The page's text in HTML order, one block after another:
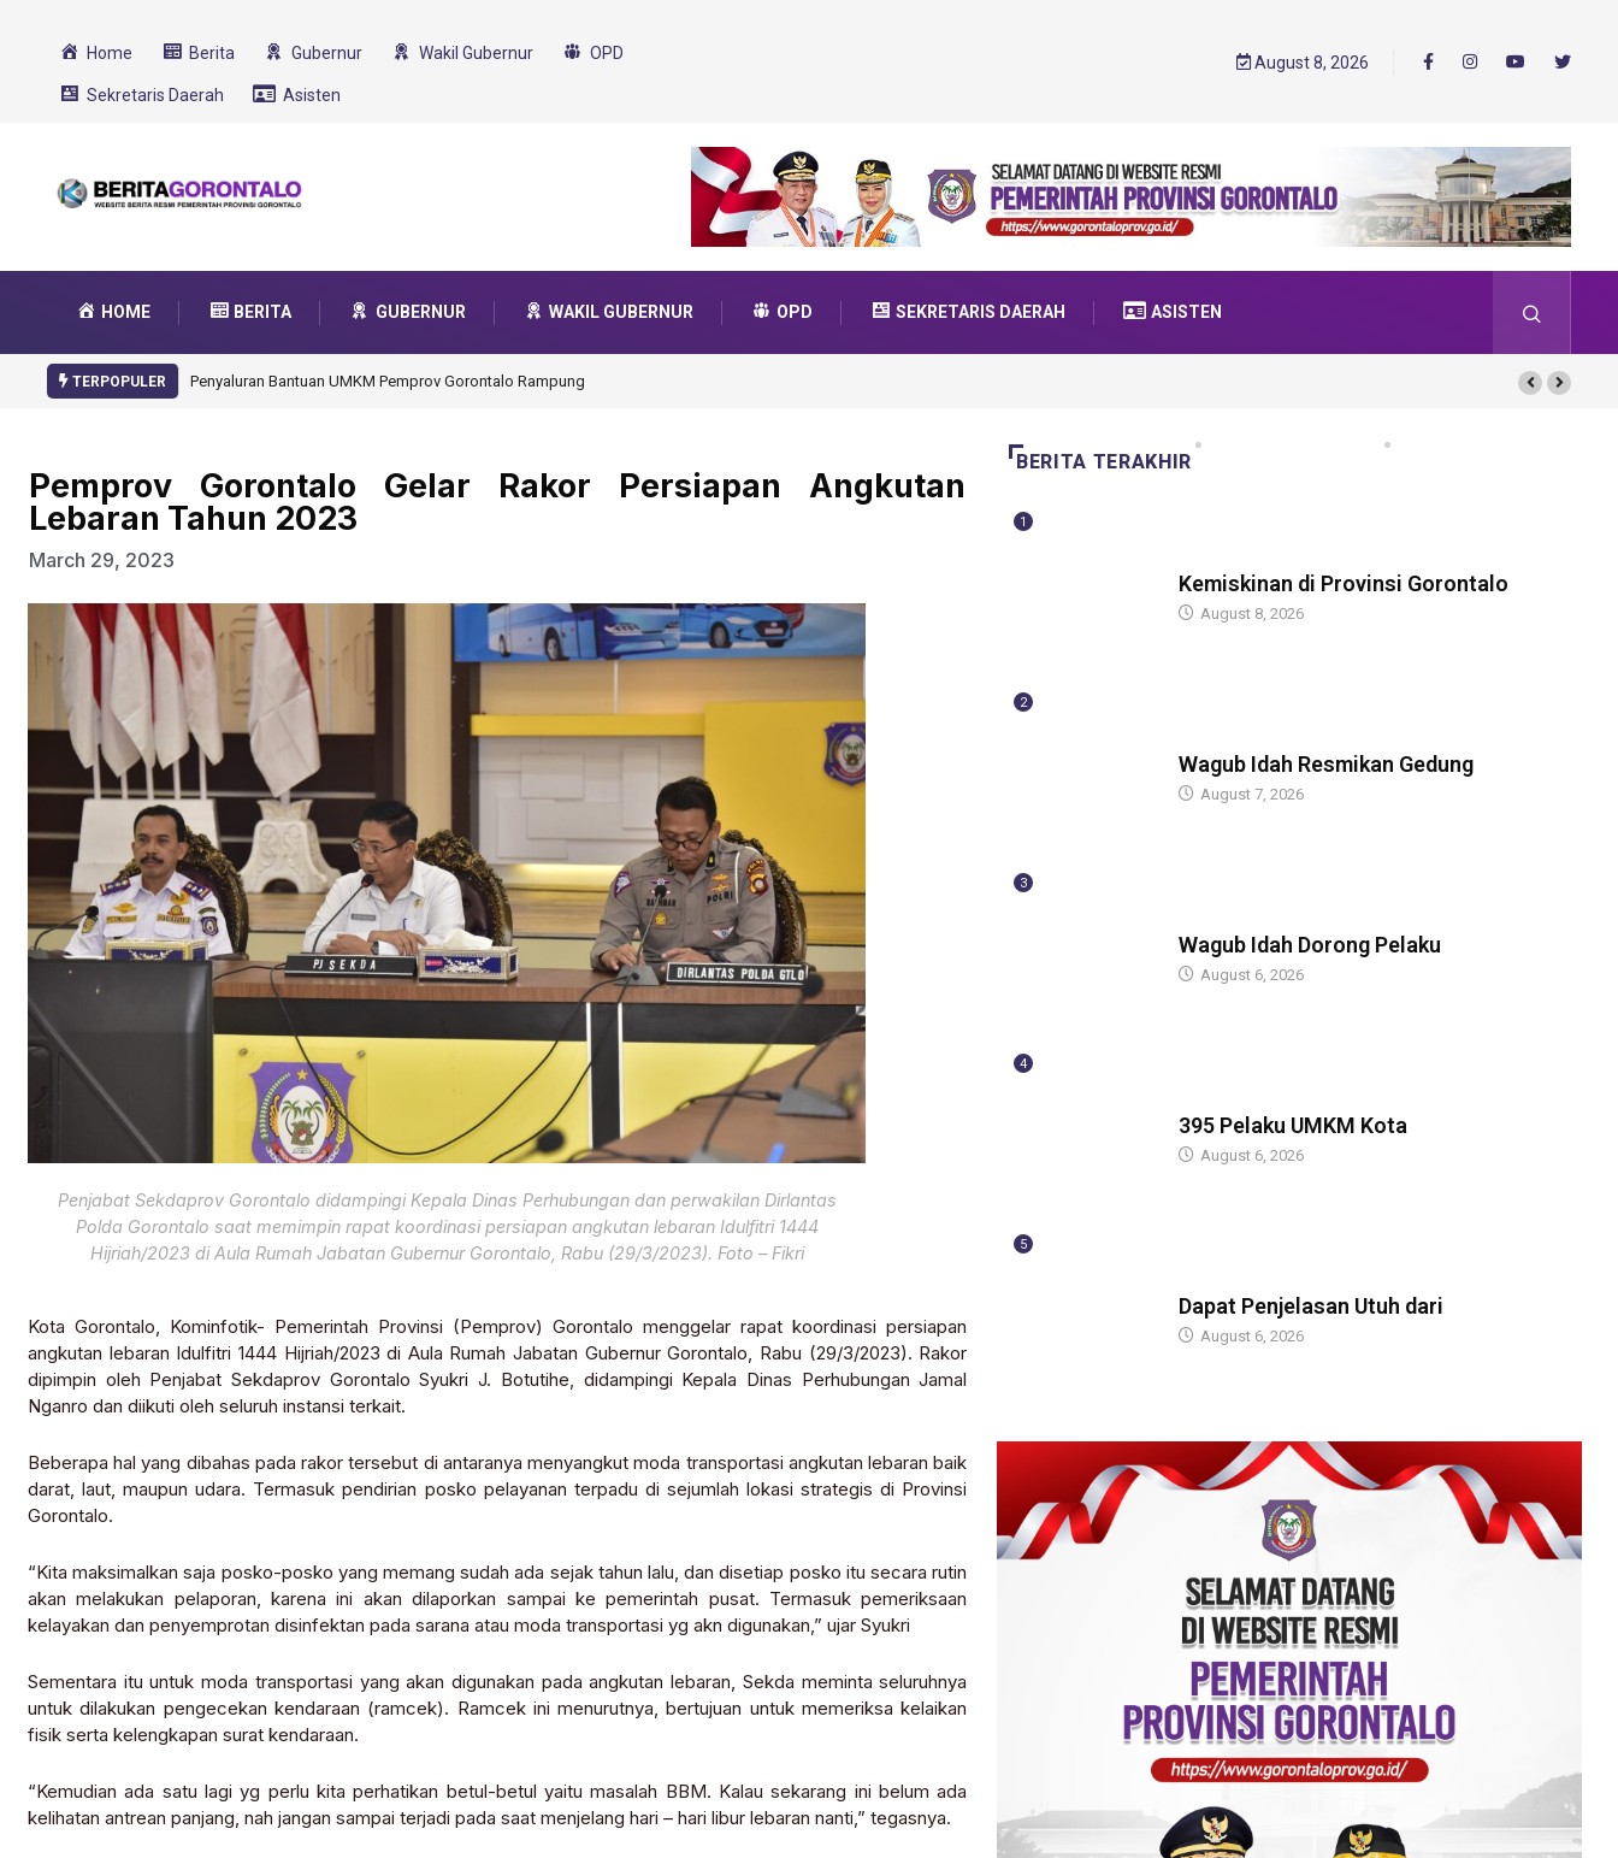
Home Berita Gubernur Wakil Gubernur OPD
Sekretaris Daerah Asisten
August 8, 2026
HOME BERITA GUBERNUR WAKIL GUBERNUR OPD SEKRETARIS DAERAH ASISTEN
TERPOPULER Gorontalo Ikut Dukung Program SMA Unggul Garuda Transformasi 2025
Pemprov Gorontalo Gelar Rakor Persiapan Angkutan
Lebaran Tahun 2023
March 29, 2023
Penjabat Sekdaprov Gorontalo didampingi Kepala Dinas Perhubungan dan perwakilan Dirlantas
Polda Gorontalo saat memimpin rapat koordinasi persiapan angkutan lebaran Idulfitri 1444
Hijriah/2023 di Aula Rumah Jabatan Gubernur Gorontalo, Rabu (29/3/2023). Foto – Fikri
Kota Gorontalo, Kominfotik- Pemerintah Provinsi (Pemprov) Gorontalo menggelar rapat koordinasi persiapan
angkutan lebaran Idulfitri 1444 Hijriah/2023 di Aula Rumah Jabatan Gubernur Gorontalo, Rabu (29/3/2023). Rakor
dipimpin oleh Penjabat Sekdaprov Gorontalo Syukri J. Botutihe, didampingi Kepala Dinas Perhubungan Jamal
Nganro dan diikuti oleh seluruh instansi terkait.
Beberapa hal yang dibahas pada rakor tersebut di antaranya menyangkut moda transportasi angkutan lebaran baik
darat, laut, maupun udara. Termasuk pendirian posko pelayanan terpadu di sejumlah lokasi strategis di Provinsi
Gorontalo.
“Kita maksimalkan saja posko-posko yang memang sudah ada sejak tahun lalu, dan disetiap posko itu secara rutin
akan melakukan pelaporan, karena ini akan dilaporkan sampai ke pemerintah pusat. Termasuk pemeriksaan
kelayakan dan penyemprotan disinfektan pada sarana atau moda transportasi yg akn digunakan,” ujar Syukri
Sementara itu untuk moda transportasi yang akan digunakan pada angkutan lebaran, Sekda meminta seluruhnya
untuk dilakukan pengecekan kendaraan (ramcek). Ramcek ini menurutnya, bertujuan untuk memeriksa kelaikan
fisik serta kelengkapan surat kendaraan.
“Kemudian ada satu lagi yg perlu kita perhatikan betul-betul yaitu masalah BBM. Kalau sekarang ini belum ada
kelihatan antrean panjang, nah jangan sampai terjadi pada saat menjelang hari – hari libur lebaran nanti,” tegasnya.
BERITA TERAKHIR
1
Kemiskinan di Provinsi Gorontalo
August 8, 2026
2
Wagub Idah Resmikan Gedung
August 7, 2026
3
Wagub Idah Dorong Pelaku
August 6, 2026
4
395 Pelaku UMKM Kota
August 6, 2026
5
Dapat Penjelasan Utuh dari
August 6, 2026